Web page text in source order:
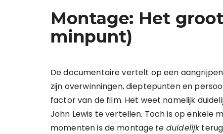
Montage: Het
minpunt)
De documentaire vertelt op een
zijn overwinningen, dieptepunten en
factor van de film. Het weet namelijk
John Lewis te vertellen. Toch is op enkele
momenten is de montage te duidelijkterug